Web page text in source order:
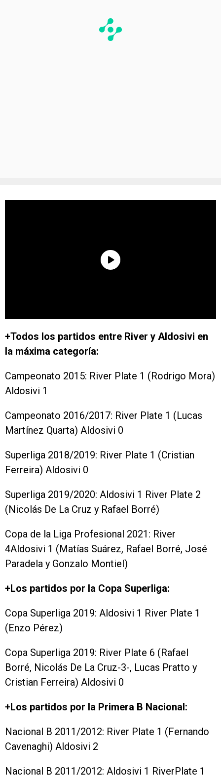
+Todos los partidos entre River y Aldosivi en
la máxima categoría:
Campeonato 2015: River Plate 1 (Rodrigo Mora)
Aldosivi 1
Campeonato 2016/2017: River Plate 1 (Lucas
Martínez Quarta) Aldosivi 0
Superliga 2018/2019: River Plate 1 (Cristian
Ferreira) Aldosivi 0
Superliga 2019/2020: Aldosivi 1 River Plate 2
(Nicolás De La Cruz y Rafael Borré)
Copa de la Liga Profesional 2021: River
4Aldosivi 1 (Matías Suárez, Rafael Borré, José
Paradela y Gonzalo Montiel)
+Los partidos por la Copa Superliga:
Copa Superliga 2019: Aldosivi 1 River Plate 1
(Enzo Pérez)
Copa Superliga 2019: River Plate 6 (Rafael
Borré, Nicolás De La Cruz-3-, Lucas Pratto y
Cristian Ferreira) Aldosivi 0
+Los partidos por la Primera B Nacional:
Nacional B 2011/2012: River Plate 1 (Fernando
Cavenaghi) Aldosivi 2
Nacional B 2011/2012: Aldosivi 1 RiverPlate 1